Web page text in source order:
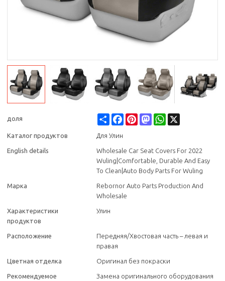
доля Share FacebookPinterestMastodonWhatsApp
Каталог продуктов Для Улин
English details
Wholesale Car Seat Covers For 2022
Wuling|Comfortable, Durable And Easy
To Clean|Auto Body Parts For Wuling
Марка
Rebornor Auto Parts Production And
Wholesale
Характеристики
продуктов
Улин
Расположение
Передняя/Хвостовая часть – левая и
правая
Цветная отделка Оригинал без покраски
Рекомендуемое
Замена оригинального оборудования